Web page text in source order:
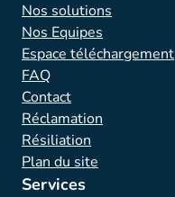
Nos solutions
Nos Equipes
Espace téléchargement
FAQ
Contact
Réclamation
Résiliation
Plan du site
Services